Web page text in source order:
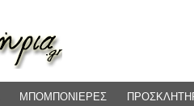
ΜΠΟΜΠΟΝΙΕΡΕΣ